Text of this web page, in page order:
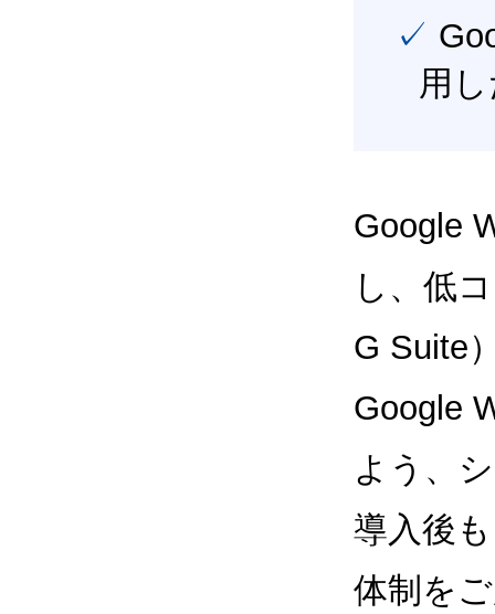
✓ Google Workspace（旧G Suite） を最大限に活
用
Google
し、低
G Suite
Google
よう、
導入後
体制を